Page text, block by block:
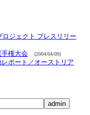
ジェクト プレスリリー
権大会 [2004/04/09]
ポート／オーストリア